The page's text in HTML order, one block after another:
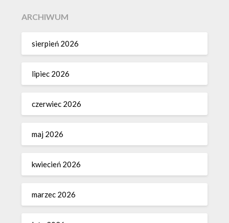
ARCHIWUM
sierpień 2026
lipiec 2026
czerwiec 2026
maj 2026
kwiecień 2026
marzec 2026